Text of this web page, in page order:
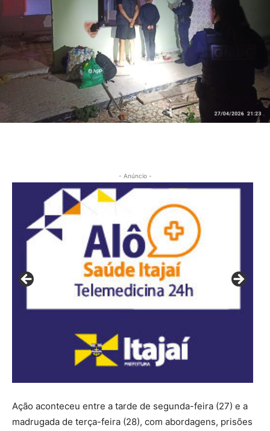
- Anúncio -
Ação aconteceu entre a tarde de segunda-feira (27) e a
madrugada de terça-feira (28), com abordagens, prisões